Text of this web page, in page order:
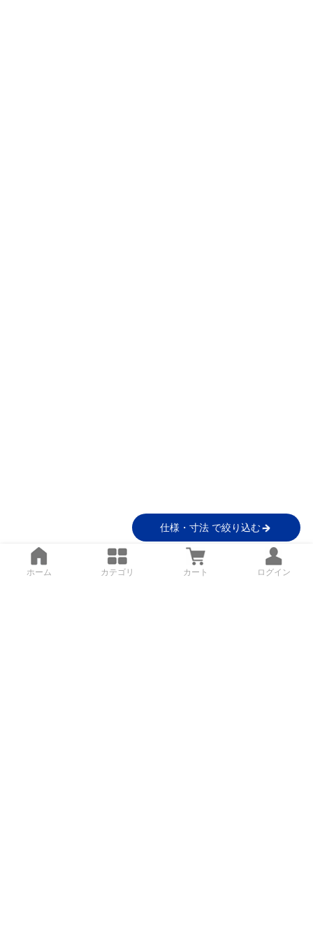
仕様・寸法 で絞り込む
ホーム カテゴリ カート ログイン